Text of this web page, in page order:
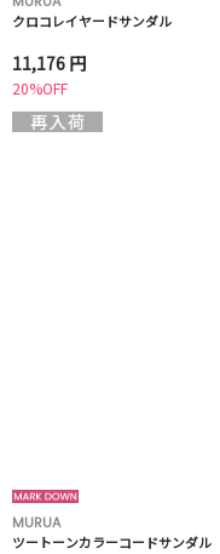
クロコレイヤードサンダル
11,176 円
20%OFF
MURUA
ツートーンカラーコードサンダル